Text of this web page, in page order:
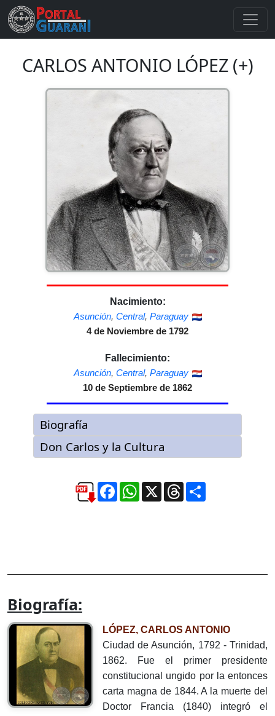
CARLOS ANTONIO LÓPEZ (+)
Nacimiento:
Asunción, Central, Paraguay
4 de Noviembre de 1792
Fallecimiento:
Asunción, Central, Paraguay
10 de Septiembre de 1862
FacebookWhatsApp
X ThreadsCompartir
Biografía:
LÓPEZ, CARLOS ANTONIO
Ciudad de Asunción, 1792 - Trinidad,
1862. Fue el primer presidente
constitucional ungido por la entonces
carta magna de 1844. A la muerte del
Doctor Francia (1840) integró el